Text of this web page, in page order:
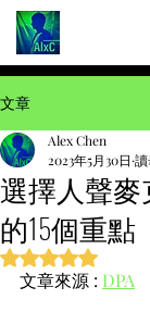
文章
選擇人聲
的15個重點
Alex Chen
2023年5月30日
評等為 NaN（
文章來源 : DPA